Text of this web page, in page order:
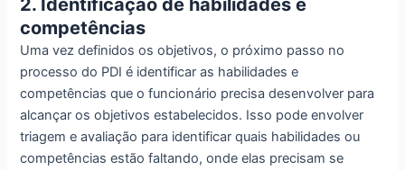
competências
Uma vez definidos os objetivos, o próximo passo no
processo do PDI é identificar as habilidades e
competências que o funcionário precisa desenvolver para
alcançar os objetivos estabelecidos. Isso pode envolver
triagem e avaliação para identificar quais habilidades ou
competências estão faltando, onde elas precisam se